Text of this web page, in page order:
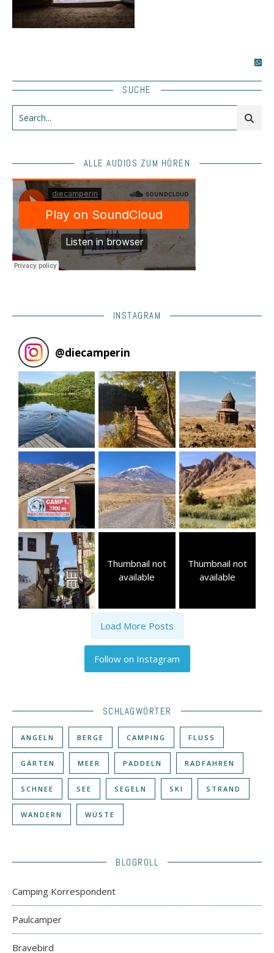
SUCHE
ALLE AUDIOS ZUM HÖREN
INSTAGRAM
@diecamperin
Thumbnail not
available
Thumbnail not
available
Load More Posts
Follow on Instagram
SCHLAGWÖRTER
ANGELN BERGE CAMPING FLUSS
GÄRTEN MEER PADDELN RADFAHREN
SCHNEE SEE SEGELN SKI STRAND
WANDERN WÜSTE
BLOGROLL
Camping Korrespondent
Paulcamper
Bravebird